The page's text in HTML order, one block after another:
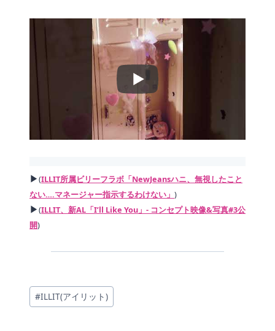
▶(ILLIT所属ビリーフラボ「NewJeansハニ、無視したこと
ない….マネージャー指示するわけない」 )
▶(ILLIT、新AL「I’ll Like You」- コンセプト映像&写真#3公
開)
投
稿
#ILLIT(アイリット)